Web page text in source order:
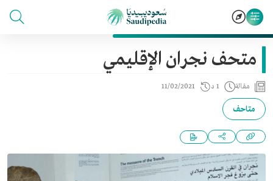
متحف نجران الإقليمي
مقالة 1 د 11/02/2021
متاحف